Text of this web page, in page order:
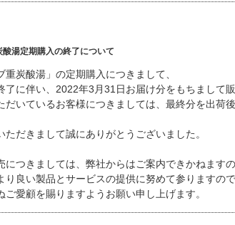
湯定期購入の終了について
重炭酸湯」の定期購入につきまして、
了に伴い、2022年3月31日お届け分をもちまして
だいているお客様につきましては、最終分を出荷
ただきまして誠にありがとうございました。
につきましては、弊社からはご案内できかねます
り良い製品とサービスの提供に努めて参りますので
ご愛顧を賜りますようお願い申し上げます。